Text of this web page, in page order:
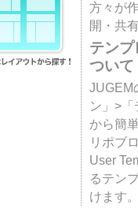
方々が
開・共
テン
ついて
JUGEM
ン」>
から簡
リポブ
User
るテン
けます